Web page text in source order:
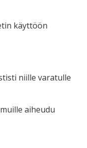
käyttöön
niille varatulle
aiheudu